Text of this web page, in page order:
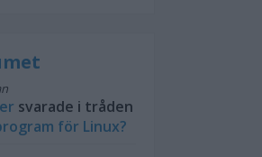
svarade i tråden
för Linux?